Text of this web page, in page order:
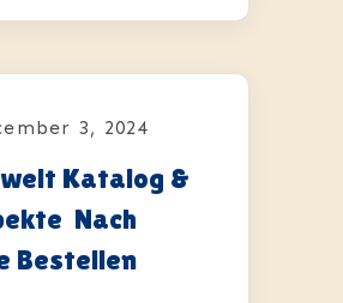
3, 2024
Katalog &
Nach
Bestellen